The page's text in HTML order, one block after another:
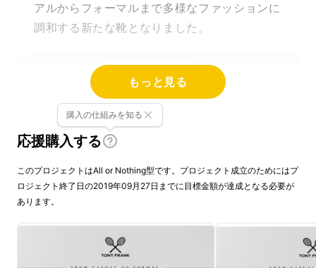
アルからフォーマルまで多様なファッションに
調和する新たな靴となりました。
もっと見る
応援購入する
購入の仕組みを知る
このプロジェクトはAll or Nothing型です。プロジェクト成立のためにはプ
ロジェクト終了日の2019年09月27日までに目標金額が達成となる必要が
あります。